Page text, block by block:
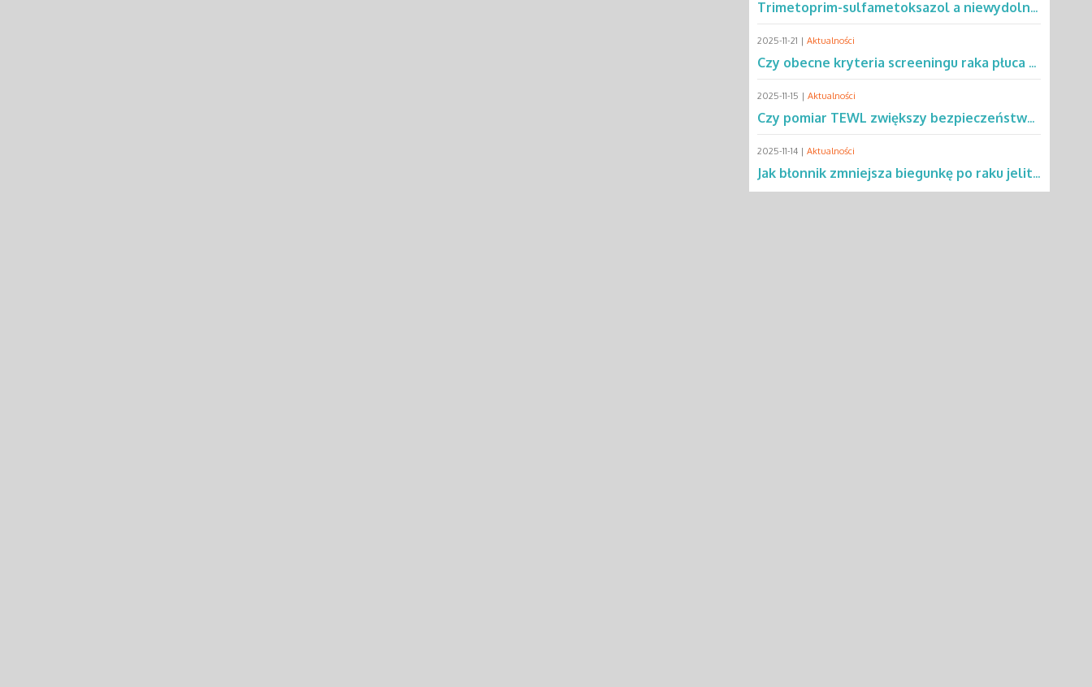
Trimetoprim-sulfametoksazol a niewydolność oddechowa – co mówią dane?
2025-11-21 | Aktualności
Czy obecne kryteria screeningu raka płuca wykluczają 2/3 pacjentów?
2025-11-15 | Aktualności
Czy pomiar TEWL zwiększy bezpieczeństwo testów alergicznych u dzieci?
2025-11-14 | Aktualności
Jak błonnik zmniejsza biegunkę po raku jelita grubego?